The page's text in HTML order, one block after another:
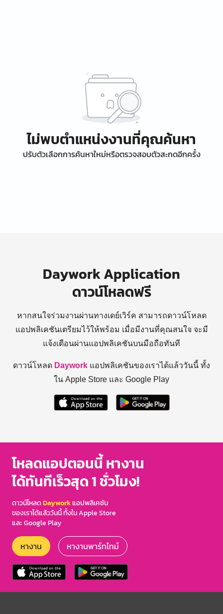
ไม่พบตำแหน่งงานที่คุณค้นหา
ปรับตัวเลือกการค้นหาใหม่หรือตรวจสอบตัวสะกดอีกครั้ง
Daywork Application
ดาวน์โหลดฟรี
หากสนใจร่วมงานผ่านทางเดย์เวิร์ค สามารถดาวน์โหลด
แอปพลิเคชันเตรียมไว้ให้พร้อม เมื่อมีงานที่คุณสนใจ จะมี
แจ้งเตือนผ่านแอปพลิเคชันบนมือถือทันที
ดาวน์โหลด Daywork แอปพลิเคชันของเราได้แล้ววันนี้ ทั้ง
ใน Apple Store และ Google Play
โหลดแอปตอนนี้ หางาน
ได้ทันทีเร็วสุด 1 ชั่วโมง!
ดาวน์โหลดDayworkแอปพลิเคชัน
ของเราได้แล้ววันนี้ ทั้งใน Apple Store
และ Google Play
หางาน หางานพาร์ทไทม์